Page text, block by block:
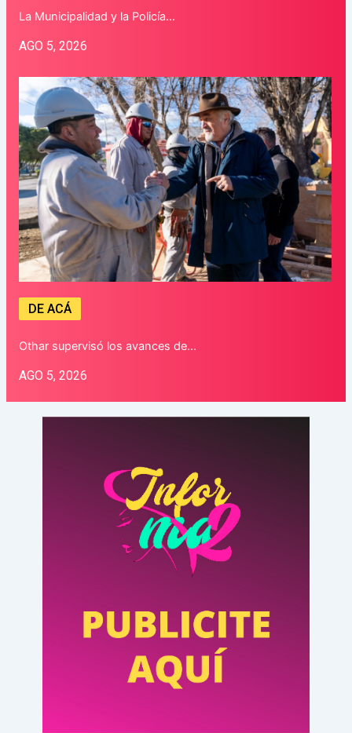
La Municipalidad y la Policía…
AGO 5, 2026
DE ACÁ
Othar supervisó los avances de…
AGO 5, 2026